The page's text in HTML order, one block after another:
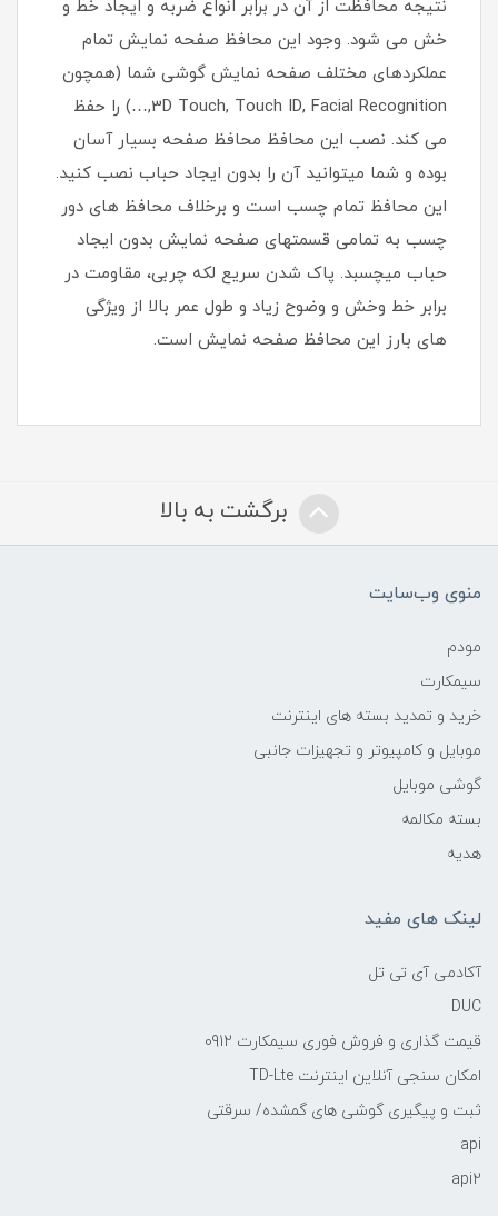
نتیجه محافظت از آن در برابر انواع ضربه و ایجاد خط و
خش می شود. وجود این محافظ صفحه نمایش تمام
عملکردهای مختلف صفحه نمایش گوشی شما (همچون
3D Touch, Touch ID, Facial Recognition,…) را حفظ
می کند. نصب این محافظ محافظ صفحه بسیار آسان
بوده و شما میتوانید آن را بدون ایجاد حباب نصب کنید.
این محافظ تمام چسب است و برخلاف محافظ های دور
چسب به تمامی قسمتهای صفحه نمایش بدون ایجاد
حباب میچسبد. پاک شدن سریع لکه چربی،‌ مقاومت در
برابر خط وخش و وضوح زیاد و طول عمر بالا از ویژگی
های بارز این محافظ صفحه نمایش است.
برگشت به بالا
منوی وب‌سایت
مودم
سیمکارت
خرید و تمدید بسته های اینترنت
موبایل و کامپیوتر و تجهیزات جانبی
گوشی موبایل
بسته مکالمه
هدیه
لینک های مفید
آکادمی آی تی تل
DUC
قیمت گذاری و فروش فوری سیمکارت 0912
امکان سنجی آنلاین اینترنت TD-Lte
ثبت و پیگیری گوشی های گمشده/ سرقتی
api
api2